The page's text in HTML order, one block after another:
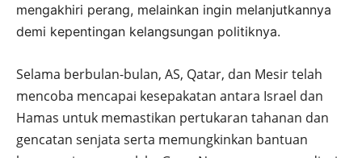
mengakhiri perang, melainkan ingin melanjutkannya
demi kepentingan kelangsungan politiknya.
Selama berbulan-bulan, AS, Qatar, dan Mesir telah
mencoba mencapai kesepakatan antara Israel dan
Hamas untuk memastikan pertukaran tahanan dan
gencatan senjata serta memungkinkan bantuan